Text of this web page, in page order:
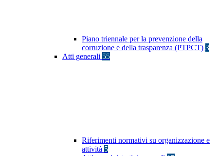
Piano triennale per la prevenzione della
corruzione e della trasparenza (PTPCT) 3
Atti generali 55
Riferimenti normativi su organizzazione e
attività 5